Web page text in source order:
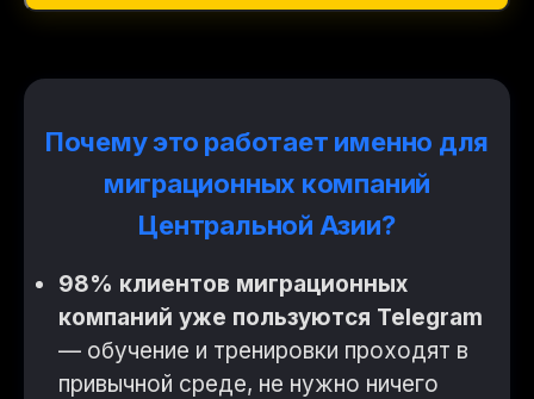
Почему это работает именно для
миграционных компаний
Центральной Азии?
98% клиентов миграционных
компаний уже пользуются Telegram
— обучение и тренировки проходят в
привычной среде, не нужно ничего